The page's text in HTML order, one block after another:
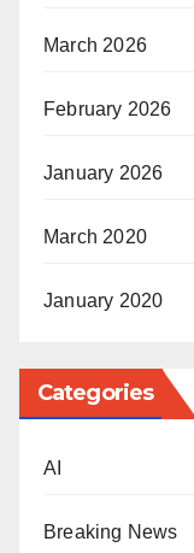
March 2026
February 2026
January 2026
March 2020
January 2020
Categories
AI
Breaking News